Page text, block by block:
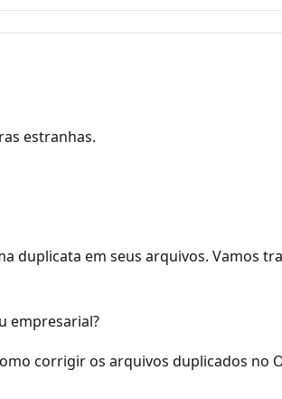
estranhas.
duplicata em seus arquivos. Vamos
empresarial?
corrigir os arquivos duplicados no